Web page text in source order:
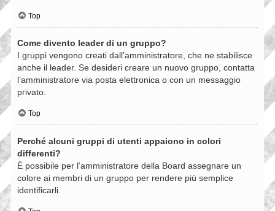
Top
Come divento leader di un gruppo?
I gruppi vengono creati dall’amministratore, che ne stabilisce
anche il leader. Se desideri creare un nuovo gruppo, contatta
l’amministratore via posta elettronica o con un messaggio
privato.
Top
Perché alcuni gruppi di utenti appaiono in colori
differenti?
È possibile per l’amministratore della Board assegnare un
colore ai membri di un gruppo per rendere più semplice
identificarli.